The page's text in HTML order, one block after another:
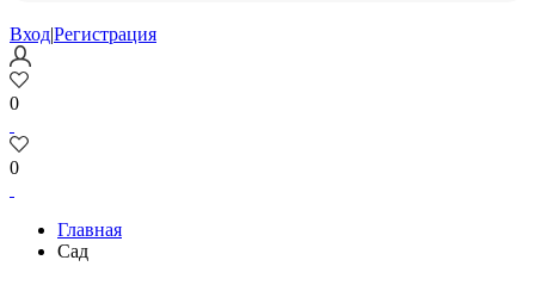
Вход|Регистрация
0
0
Главная
Сад